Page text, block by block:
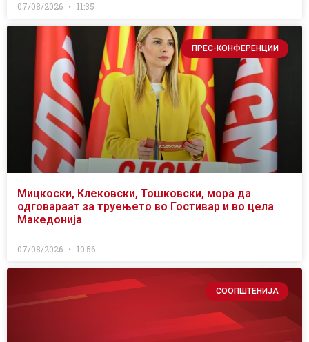
07/08/2026 11:35
ПРЕС-КОНФЕРЕНЦИИ
Мицкоски, Клековски, Тошковски, мора да
одговараат за труењето во Гостивар и во цела
Македонија
07/08/2026 10:56
СООПШТЕНИЈА